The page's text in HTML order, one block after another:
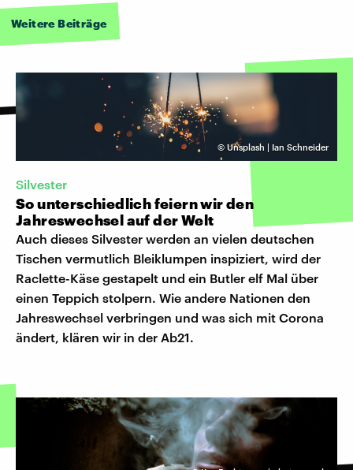
Weitere Beiträge
© Unsplash | Ian Schneider
Silvester
So unterschiedlich feiern wir den
Jahreswechsel auf der Welt
Auch dieses Silvester werden an vielen deutschen
Tischen vermutlich Bleiklumpen inspiziert, wird der
Raclette-Käse gestapelt und ein Butler elf Mal über
einen Teppich stolpern. Wie andere Nationen den
Jahreswechsel verbringen und was sich mit Corona
ändert, klären wir in der Ab21.